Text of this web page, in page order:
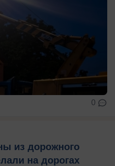
0
из дорожного
на дорогах